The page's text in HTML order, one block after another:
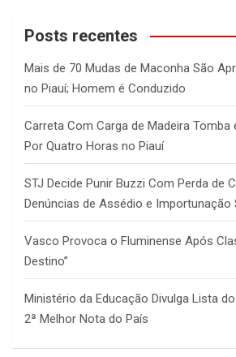
c
Posts recentes
Mais de 70 Mudas de Maconha São
no Piauí; Homem é Conduzido
Carreta Com Carga de Madeira Tomba
Por Quatro Horas no Piauí
STJ Decide Punir Buzzi Com Perda de
Denúncias de Assédio e Importunação
Vasco Provoca o Fluminense Após
Destino”
Ministério da Educação Divulga Lista do
2ª Melhor Nota do País